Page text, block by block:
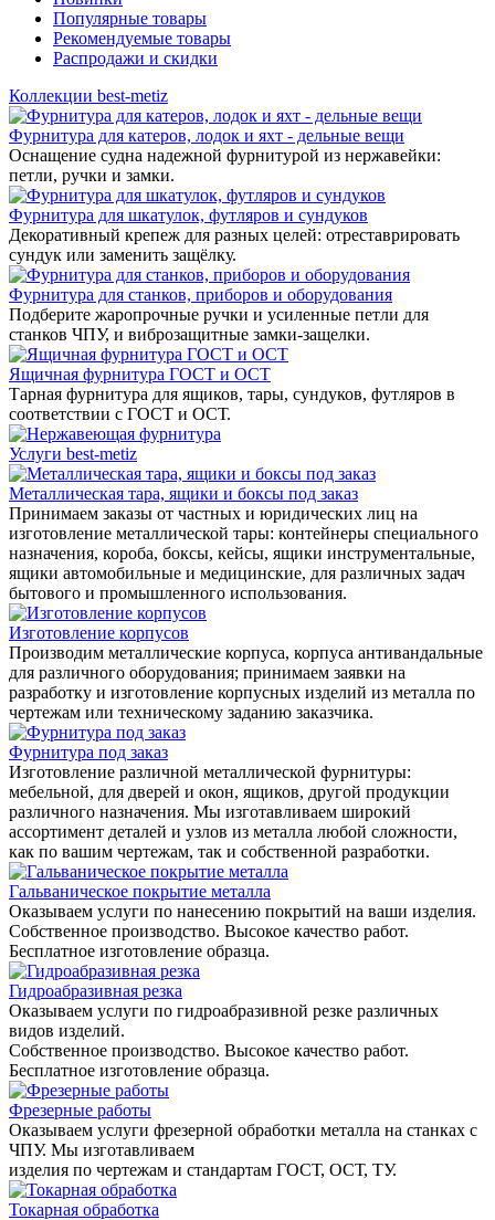
Популярные товары
Рекомендуемые товары
Распродажи и скидки
Коллекции best-metiz
Фурнитура для катеров, лодок и яхт - дельные вещи
Оснащение судна надежной фурнитурой из нержавейки:
петли, ручки и замки.
Фурнитура для шкатулок, футляров и сундуков
Декоративный крепеж для разных целей: отреставрировать
сундук или заменить защёлку.
Фурнитура для станков, приборов и оборудования
Подберите жаропрочные ручки и усиленные петли для
станков ЧПУ, и виброзащитные замки-защелки.
Ящичная фурнитура ГОСТ и ОСТ
Тарная фурнитура для ящиков, тары, сундуков, футляров в
соответствии с ГОСТ и ОСТ.
Услуги best-metiz
Металлическая тара, ящики и боксы под заказ
Принимаем заказы от частных и юридических лиц на
изготовление металлической тары: контейнеры специального
назначения, короба, боксы, кейсы, ящики инструментальные,
ящики автомобильные и медицинские, для различных задач
бытового и промышленного использования.
Изготовление корпусов
Производим металлические корпуса, корпуса антивандальные
для различного оборудования; принимаем заявки на
разработку и изготовление корпусных изделий из металла по
чертежам или техническому заданию заказчика.
Фурнитура под заказ
Изготовление различной металлической фурнитуры:
мебельной, для дверей и окон, ящиков, другой продукции
различного назначения. Мы изготавливаем широкий
ассортимент деталей и узлов из металла любой сложности,
как по вашим чертежам, так и собственной разработки.
Гальваническое покрытие металла
Оказываем услуги по нанесению покрытий на ваши изделия.
Собственное производство. Высокое качество работ.
Бесплатное изготовление образца.
Гидроабразивная резка
Оказываем услуги по гидроабразивной резке различных
видов изделий.
Собственное производство. Высокое качество работ.
Бесплатное изготовление образца.
Фрезерные работы
Оказываем услуги фрезерной обработки металла на станках с
ЧПУ. Мы изготавливаем
изделия по чертежам и стандартам ГОСТ, ОСТ, ТУ.
Токарная обработка